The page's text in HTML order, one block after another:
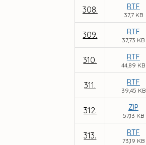
308. RTF
37,7 KB
309. RTF
37,73 KB
310. RTF
44,89 KB
311. RTF
39,45 KB
312. ZIP
57,13 KB
313. RTF
73,19 KB